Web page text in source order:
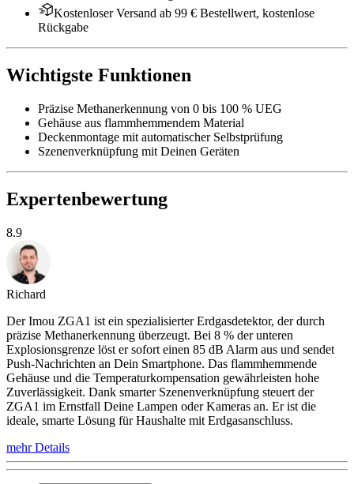
Kostenloser Versand ab 99 € Bestellwert, kostenlose
Rückgabe
Wichtigste Funktionen
Präzise Methanerkennung von 0 bis 100 % UEG
Gehäuse aus flammhemmendem Material
Deckenmontage mit automatischer Selbstprüfung
Szenenverknüpfung mit Deinen Geräten
Expertenbewertung
8.9
Richard
Der Imou ZGA1 ist ein spezialisierter Erdgasdetektor, der durch
präzise Methanerkennung überzeugt. Bei 8 % der unteren
Explosionsgrenze löst er sofort einen 85 dB Alarm aus und sendet
Push-Nachrichten an Dein Smartphone. Das flammhemmende
Gehäuse und die Temperaturkompensation gewährleisten hohe
Zuverlässigkeit. Dank smarter Szenenverknüpfung steuert der
ZGA1 im Ernstfall Deine Lampen oder Kameras an. Er ist die
ideale, smarte Lösung für Haushalte mit Erdgasanschluss.
mehr Details